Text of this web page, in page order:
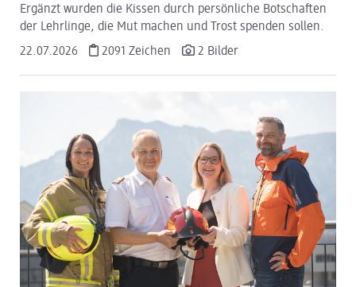
Ergänzt wurden die Kissen durch persönliche Botschaften
der Lehrlinge, die Mut machen und Trost spenden sollen.
22.07.2026
2091 Zeichen 2 Bilder